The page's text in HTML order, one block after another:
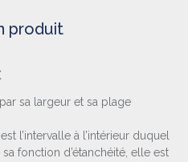
produit
sa largeur et sa plage
l’intervalle à l’intérieur duquel
sa fonction d’étanchéité, elle est